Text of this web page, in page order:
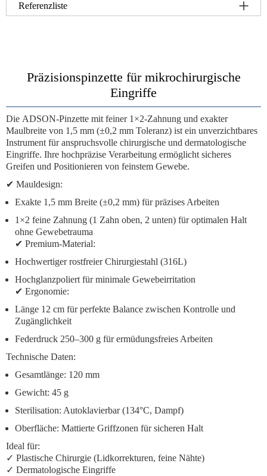
Referenzliste
Präzisionspinzette für mikrochirurgische
Eingriffe
Die ADSON-Pinzette mit feiner 1×2-Zahnung und exakter
Maulbreite von 1,5 mm (±0,2 mm Toleranz) ist ein unverzichtbares
Instrument für anspruchsvolle chirurgische und dermatologische
Eingriffe. Ihre hochpräzise Verarbeitung ermöglicht sicheres
Greifen und Positionieren von feinstem Gewebe.
✔ Mauldesign:
Exakte 1,5 mm Breite (±0,2 mm) für präzises Arbeiten
1×2 feine Zahnung (1 Zahn oben, 2 unten) für optimalen Halt
ohne Gewebetrauma
✔ Premium-Material:
Hochwertiger rostfreier Chirurgiestahl (316L)
Hochglanzpoliert für minimale Gewebeirritation
✔ Ergonomie:
Länge 12 cm für perfekte Balance zwischen Kontrolle und
Zugänglichkeit
Federdruck 250–300 g für ermüdungsfreies Arbeiten
Technische Daten:
Gesamtlänge: 120 mm
Gewicht: 45 g
Sterilisation: Autoklavierbar (134°C, Dampf)
Oberfläche: Mattierte Griffzonen für sicheren Halt
Ideal für:
✓ Plastische Chirurgie (Lidkorrekturen, feine Nähte)
✓ Dermatologische Eingriffe